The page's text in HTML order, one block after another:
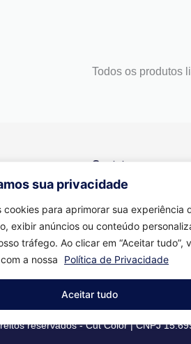
sua privacidade
cookies para aprimorar sua experiência
exibir anúncios ou conteúdo
tráfego. Ao clicar em “Aceitar tudo”,
a nossa
Política de Privacidade
Aceitar tudo
Todos os produtos
Contato
Se você tiver alguma
(11) 94149-6586
reservados - Cut Color | CNPJ